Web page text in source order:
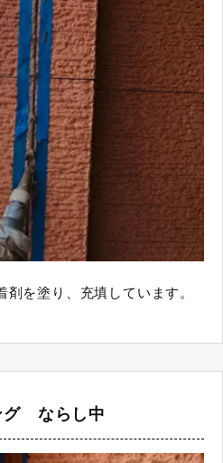
を塗り、充填しています。
グ ならし中